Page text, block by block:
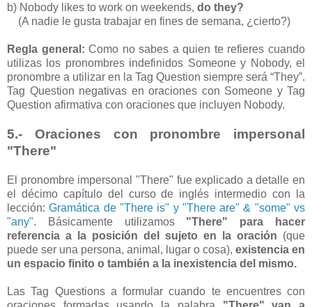
b) Nobody likes to work on weekends, do they?
(A nadie le gusta trabajar en fines de semana, ¿cierto?)
Regla general: Como no sabes a quien te refieres cuando
utilizas los pronombres indefinidos Someone y Nobody, el
pronombre a utilizar en la Tag Question siempre será “They”.
Tag Question negativas en oraciones con Someone y Tag
Question afirmativa con oraciones que incluyen Nobody.
5.- Oraciones con pronombre impersonal
"There"
El pronombre impersonal "There" fue explicado a detalle en
el décimo capítulo del curso de inglés intermedio con la
lección:Gramática de "There is" y "There are" & "some" vs
"any". Básicamente utilizamos "There" para hacer
referencia a la posición del sujeto en la oración (que
puede ser una persona, animal, lugar o cosa), existencia en
un espacio finito o también a la inexistencia del mismo.
Las Tag Questions a formular cuando te encuentres con